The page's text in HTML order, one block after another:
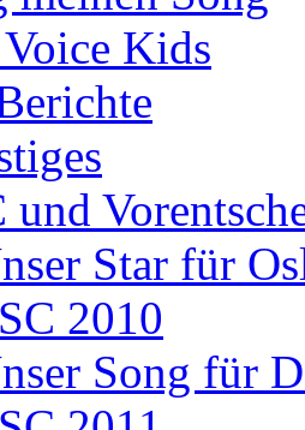
Kids
und
Star für
2010
Song für